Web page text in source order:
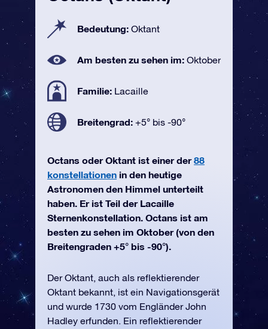
Bedeutung: Oktant
Am besten zu sehen im: Oktober
Familie: Lacaille
Breitengrad: +5° bis -90°
Octans oder Oktant ist einer der88
konstellationen in den heutige
Astronomen den Himmel unterteilt
haben. Er ist Teil der Lacaille
Sternenkonstellation. Octans ist am
besten zu sehen im Oktober (von den
Breitengraden +5° bis -90°).
Der Oktant, auch als reflektierender
Oktant bekannt, ist ein Navigationsgerät
und wurde 1730 vom Engländer John
Hadley erfunden. Ein reflektierender